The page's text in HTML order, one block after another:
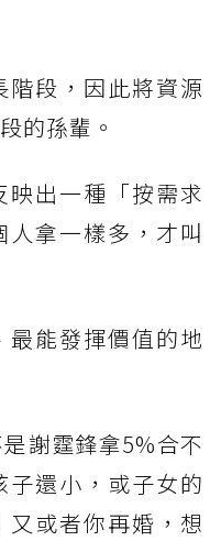
段，因此將資源
的孫輩。
出一種「按需求
拿一樣多，才叫
能發揮價值的地
謝霆鋒拿5%合不
還小，或子女的
或者你再婚，想